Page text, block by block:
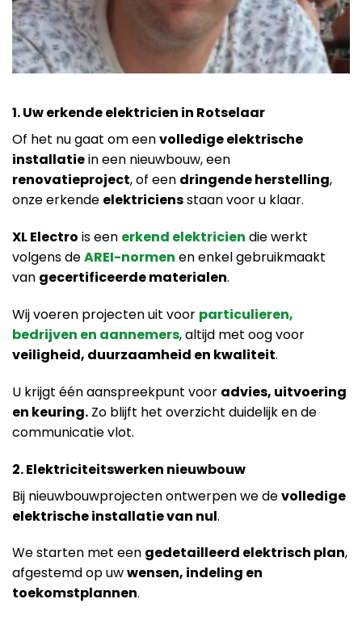
1. Uw erkende elektricien in Rotselaar
Of het nu gaat om eenvolledige elektrische
installatiein een nieuwbouw, een
renovatieproject, of een dringende herstelling,
onze erkende elektriciensstaan voor u klaar.
XL Electro is een erkend elektricien die werkt
volgens deAREI-normen en enkel gebruikmaakt
van gecertificeerde materialen.
Wij voeren projecten uit voor particulieren,
bedrijven en aannemers, altijd met oog voor
veiligheid, duurzaamheid en kwaliteit.
U krijgt één aanspreekpunt voor advies, uitvoering
en keuring. Zo blijft het overzicht duidelijk en de
communicatie vlot.
2. Elektriciteitswerken nieuwbouw
Bij nieuwbouwprojecten ontwerpen we devolledige
elektrische installatie van nul.
We starten met een gedetailleerd elektrisch plan,
afgestemd op uwwensen, indeling en
toekomstplannen.